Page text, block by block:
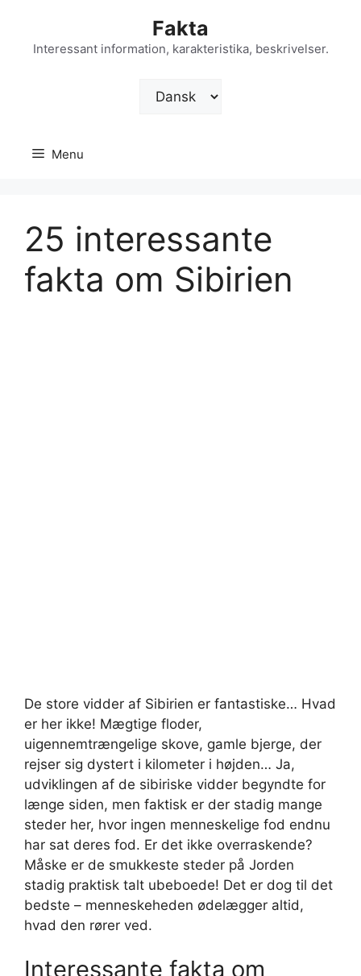
indhold
Fakta
Interessant information, karakteristika, beskrivelser.
Vælg
sprog
Menu
25 interessante
fakta om Sibirien
De store vidder af Sibirien er fantastiske… Hvad
er her ikke! Mægtige floder,
uigennemtrængelige skove, gamle bjerge, der
rejser sig dystert i kilometer i højden… Ja,
udviklingen af ​​de sibiriske vidder begyndte for
længe siden, men faktisk er der stadig mange
steder her, hvor ingen menneskelige fod endnu
har sat deres fod. Er det ikke overraskende?
Måske er de smukkeste steder på Jorden
stadig praktisk talt ubeboede! Det er dog til det
bedste – menneskeheden ødelægger altid,
hvad den rører ved.
Interessante fakta om